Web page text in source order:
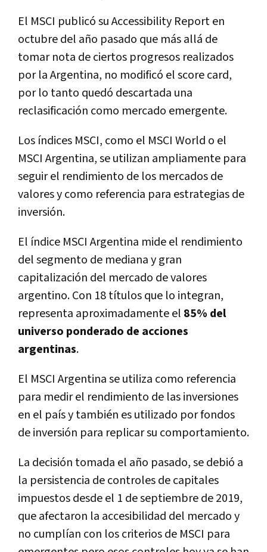
El MSCI publicó su Accessibility Report en
octubre del año pasado que más allá de
tomar nota de ciertos progresos realizados
por la Argentina, no modificó el score card,
por lo tanto quedó descartada una
reclasificación como mercado emergente.
Los índices MSCI, como el MSCI World o el
MSCI Argentina, se utilizan ampliamente para
seguir el rendimiento de los mercados de
valores y como referencia para estrategias de
inversión.
El índice MSCI Argentina mide el rendimiento
del segmento de mediana y gran
capitalización del mercado de valores
argentino. Con 18 títulos que lo integran,
representa aproximadamente el 85% del
universo ponderado de acciones
argentinas.
El MSCI Argentina se utiliza como referencia
para medir el rendimiento de las inversiones
en el país y también es utilizado por fondos
de inversión para replicar su comportamiento.
La decisión tomada el año pasado, se debió a
la persistencia de controles de capitales
impuestos desde el 1 de septiembre de 2019,
que afectaron la accesibilidad del mercado y
no cumplían con los criterios de MSCI para